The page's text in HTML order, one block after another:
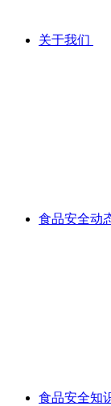
关于我们
食品安全动
食品安全知